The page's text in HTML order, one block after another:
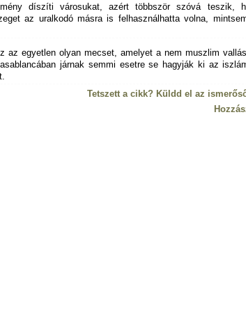
díszíti városukat, azért többször szóvá teszik,
az uralkodó másra is felhasználhatta volna,
az egyetlen olyan mecset, amelyet a nem muszlim
járnak semmi esetre se hagyják ki az
Tetszett a cikk? Küldd el az